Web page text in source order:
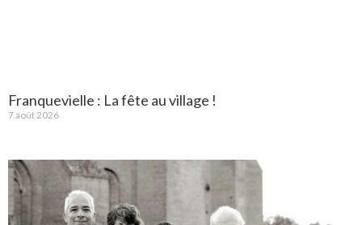
Franquevielle : La fête au village !
7 août 2026